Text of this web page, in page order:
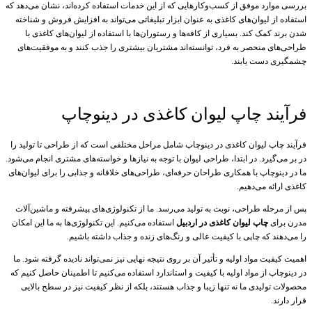
بررسی موارد موفق از کسب‌وکارهایی که از این خدمات استفاده کرده‌اند، نشان می‌دهد که
استفاده از لیوان‌های کاغذی به عنوان ابزار تبلیغاتی می‌تواند به افزایش فروش و شناخته
شدن برند کمک کند. بسیاری از کافه‌ها و رستوران‌ها با استفاده از لیوان‌های کاغذی با
طراحی‌های منحصر به فرد، توانسته‌اند مشتریان بیشتری را جذب کنند و به موفقیت‌های
چشمگیری دست یابند.
فرآیند چاپ لیوان کاغذی در دینوچاپ
فرآیند چاپ لیوان کاغذی در دینوچاپ شامل مراحل مختلفی است که از طراحی تا تولید را
در بر می‌گیرد. در ابتدا، طراحی لیوان با توجه به نیازها و خواسته‌های مشتری انجام می‌شود.
ما در دینوچاپ با همکاری طراحان حرفه‌ای، طراحی‌های خلاقانه و جذابی را برای لیوان‌های
کاغذی ارائه می‌دهیم.
پس از مرحله طراحی، نوبت به تولید می‌رسد. ما از تکنولوژی‌های پیشرفته و ماشین‌آلات
مدرن برای چاپ لیوان‌ کاغذی در اردبیل استفاده می‌کنیم. این تکنولوژی‌ها به ما این امکان
را می‌دهند که چاپی با کیفیت عالی و رنگ‌های زنده و جذاب داشته باشیم.
اهمیت کیفیت مواد اولیه و تأثیر آن بر روی نتیجه نهایی نیز نمی‌تواند نادیده گرفته شود. ما
در دینوچاپ از مواد اولیه با کیفیت و استاندارد استفاده می‌کنیم تا اطمینان حاصل کنیم که
محصولات تولیدی ما نه تنها زیبا و جذاب هستند، بلکه از نظر کیفیت نیز در سطح بالایی
قرار دارند.